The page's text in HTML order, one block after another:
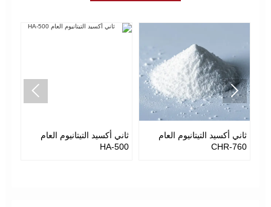
ثاني أكسيد التيتانيوم العام
HA-500
ثاني أكسيد التيتانيوم العام
CHR-760
 